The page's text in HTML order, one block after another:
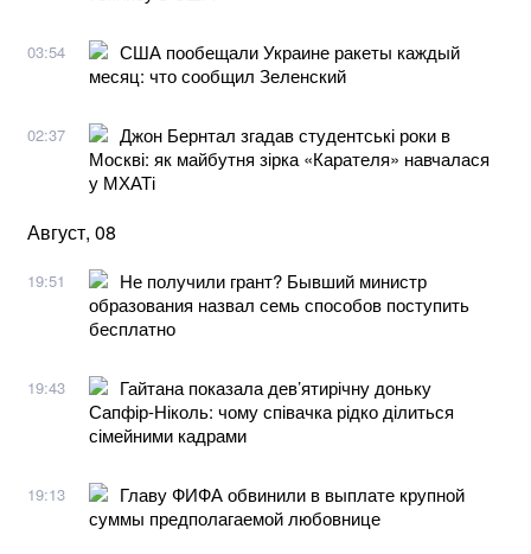
03:54
США пообещали Украине ракеты каждый
месяц: что сообщил Зеленский
02:37
Джон Бернтал згадав студентські роки в
Москві: як майбутня зірка «Карателя» навчалася
у МХАТі
Август, 08
19:51
Не получили грант? Бывший министр
образования назвал семь способов поступить
бесплатно
19:43
Гайтана показала дев’ятирічну доньку
Сапфір-Ніколь: чому співачка рідко ділиться
сімейними кадрами
19:13
Главу ФИФА обвинили в выплате крупной
суммы предполагаемой любовнице